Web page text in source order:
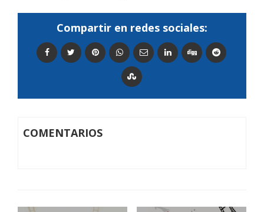
Compartir en redes sociales:
COMENTARIOS